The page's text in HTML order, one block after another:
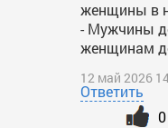
женщины в
- Мужчины
женщинам
12 май 2026
Ответить
0